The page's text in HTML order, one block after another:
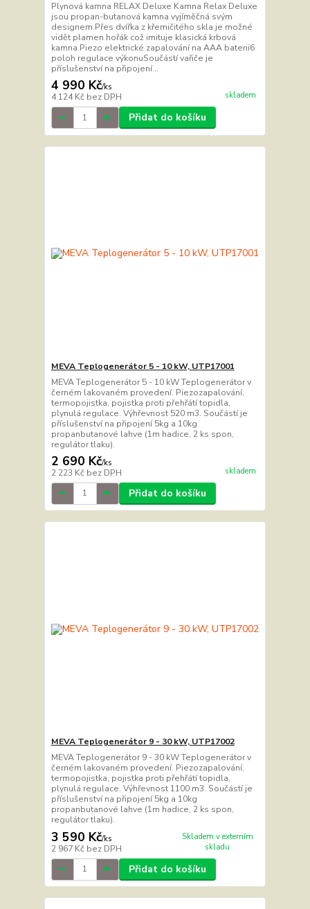
Plynová kamna RELAX Deluxe Kamna Relax Deluxe
jsou propan-butanová kamna vyjíměčná svým
designem.Přes dvířka z křemičitého skla je možné
vidět plamen hořák což imituje klasická krbová
kamna.Piezo elektrické zapalování na AAA baterii6
poloh regulace výkonuSoučástí vařiče je
příslušenství na připojení...
4 990 Kč/ks
4 124 Kč bez DPH skladem
Přidat do košíku
MEVA Teplogenerátor 5 - 10 kW, UTP17001
MEVA Teplogenerátor 5 - 10 kW Teplogenerátor v
černém lakovaném provedení. Piezozapalování,
termopojistka, pojistka proti přehřátí topidla,
plynulá regulace. Výhřevnost 520 m3. Součástí je
příslušenství na připojení 5kg a 10kg
propanbutanové lahve (1m hadice, 2 ks spon,
regulátor tlaku).
2 690 Kč/ks
2 223 Kč bez DPH skladem
Přidat do košíku
MEVA Teplogenerátor 9 - 30 kW, UTP17002
MEVA Teplogenerátor 9 - 30 kW Teplogenerátor v
černém lakovaném provedení. Piezozapalování,
termopojistka, pojistka proti přehřátí topidla,
plynulá regulace. Výhřevnost 1100 m3. Součástí je
příslušenství na připojení 5kg a 10kg
propanbutanové lahve (1m hadice, 2 ks spon,
regulátor tlaku).
3 590 Kč/ks
2 967 Kč bez DPH
Skladem v externím
skladu
Přidat do košíku